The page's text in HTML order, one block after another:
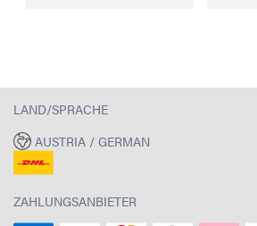
LAND/SPRACHE
AUSTRIA / GERMAN
ZAHLUNGSANBIETER